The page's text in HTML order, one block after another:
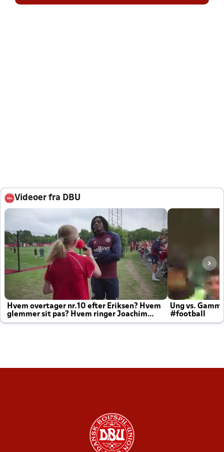
Videoer fra DBU
Hvem overtager nr.10 efter Eriksen? Hvem
glemmer sit pas? Hvem ringer Joachim
altid til efter kampe?
Ung vs.
#football